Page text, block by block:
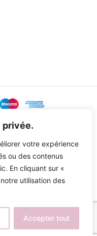
privée.
votre expérience
ou des contenus
En cliquant sur «
utilisation des
Accepter tout
byAgence Exoa